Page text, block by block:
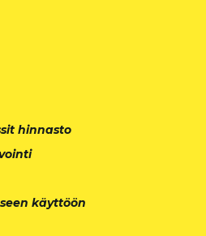
hinnasto
käyttöön